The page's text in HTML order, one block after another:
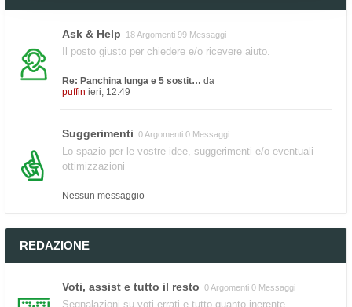
Ask & Help 18 Argomenti 99 Messaggi
Il posto giusto per chiedere e/o ricevere aiuto.
Re: Panchina lunga e 5 sostit… da
puffin ieri, 12:49
Suggerimenti 0 Argomenti 0 Messaggi
Lo spazio per le vostre idee, suggerimenti e/o eventuali
ottimizzazioni
Nessun messaggio
REDAZIONE
Voti, assist e tutto il resto 0 Argomenti 0 Messaggi
Segnalazioni su voti errati e tutto quanto inerente.